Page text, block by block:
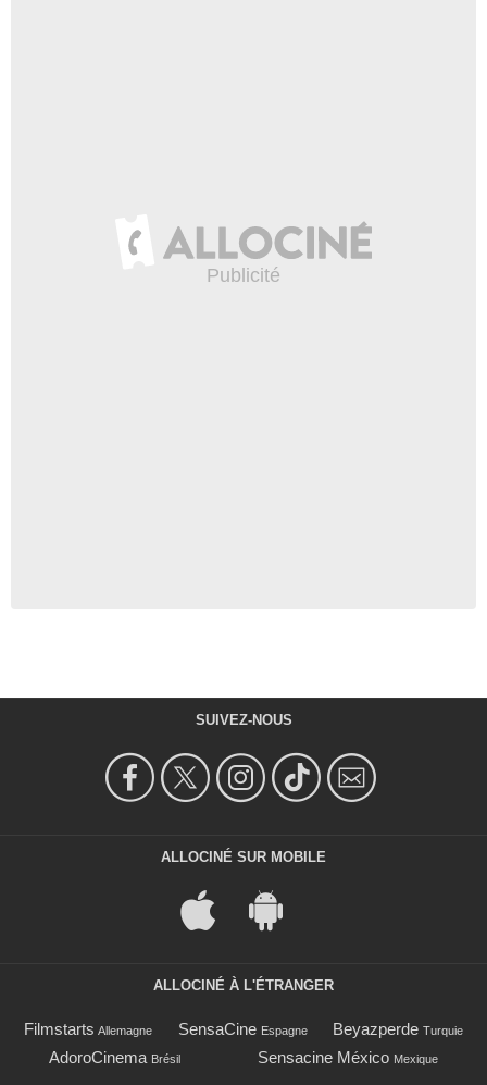
SUIVEZ-NOUS
ALLOCINÉ SUR MOBILE
ALLOCINÉ À L'ÉTRANGER
Filmstarts Allemagne SensaCine Espagne Beyazperde Turquie
AdoroCinema Brésil Sensacine México Mexique